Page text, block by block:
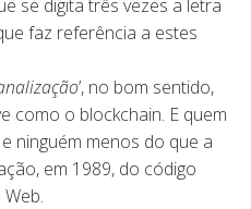
se digita três vezes a letra
faz referência a estes
’, no bom sentido,
como o blockchain. E quem
ninguém menos do que a
em 1989, do código